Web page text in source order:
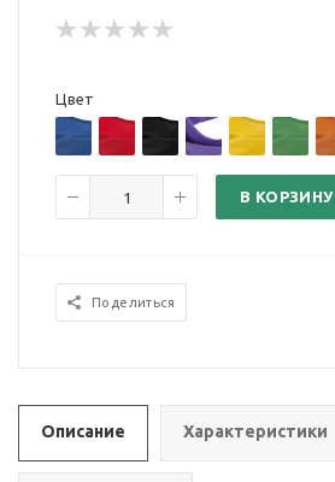
Цвет
В КОРЗИНУ
Поделиться
Описание Характеристики